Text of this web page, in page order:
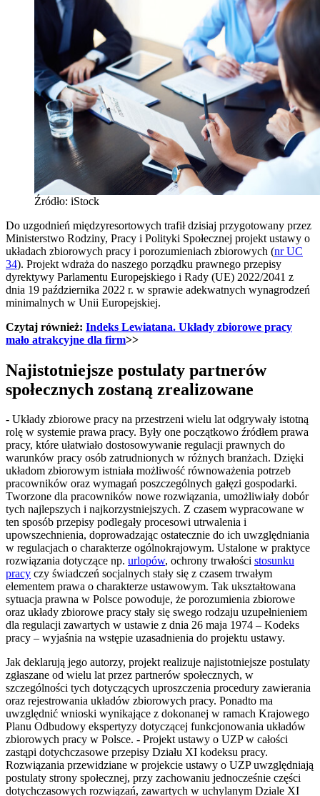
Źródło: iStock
Do uzgodnień międzyresortowych trafił dzisiaj przygotowany przez
Ministerstwo Rodziny, Pracy i Polityki Społecznej projekt ustawy o
układach zbiorowych pracy i porozumieniach zbiorowych (nr UC
34). Projekt wdraża do naszego porządku prawnego przepisy
dyrektywy Parlamentu Europejskiego i Rady (UE) 2022/2041 z
dnia 19 października 2022 r. w sprawie adekwatnych wynagrodzeń
minimalnych w Unii Europejskiej.
Czytaj również: Indeks Lewiatana. Układy zbiorowe pracy
mało atrakcyjne dla firm>>
Najistotniejsze postulaty partnerów
społecznych zostaną zrealizowane
- Układy zbiorowe pracy na przestrzeni wielu lat odgrywały istotną
rolę w systemie prawa pracy. Były one początkowo źródłem prawa
pracy, które ułatwiało dostosowywanie regulacji prawnych do
warunków pracy osób zatrudnionych w różnych branżach. Dzięki
układom zbiorowym istniała możliwość równoważenia potrzeb
pracowników oraz wymagań poszczególnych gałęzi gospodarki.
Tworzone dla pracowników nowe rozwiązania, umożliwiały dobór
tych najlepszych i najkorzystniejszych. Z czasem wypracowane w
ten sposób przepisy podlegały procesowi utrwalenia i
upowszechnienia, doprowadzając ostatecznie do ich uwzględniania
w regulacjach o charakterze ogólnokrajowym. Ustalone w praktyce
rozwiązania dotyczące np. urlopów, ochrony trwałości stosunku
pracy czy świadczeń socjalnych stały się z czasem trwałym
elementem prawa o charakterze ustawowym. Tak ukształtowana
sytuacja prawna w Polsce powoduje, że porozumienia zbiorowe
oraz układy zbiorowe pracy stały się swego rodzaju uzupełnieniem
dla regulacji zawartych w ustawie z dnia 26 maja 1974 – Kodeks
pracy – wyjaśnia na wstępie uzasadnienia do projektu ustawy.
Jak deklarują jego autorzy, projekt realizuje najistotniejsze postulaty
zgłaszane od wielu lat przez partnerów społecznych, w
szczególności tych dotyczących uproszczenia procedury zawierania
oraz rejestrowania układów zbiorowych pracy. Ponadto ma
uwzględnić wnioski wynikające z dokonanej w ramach Krajowego
Planu Odbudowy ekspertyzy dotyczącej funkcjonowania układów
zbiorowych pracy w Polsce. - Projekt ustawy o UZP w całości
zastąpi dotychczasowe przepisy Działu XI kodeksu pracy.
Rozwiązania przewidziane w projekcie ustawy o UZP uwzględniają
postulaty strony społecznej, przy zachowaniu jednocześnie części
dotychczasowych rozwiązań, zawartych w uchylanym Dziale XI